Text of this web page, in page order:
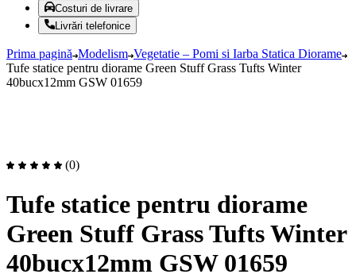
Costuri de livrare
Livrări telefonice
Prima pagină Modelism Vegetatie – Pomi si Iarba Statica Diorame
Tufe statice pentru diorame Green Stuff Grass Tufts Winter
40bucx12mm GSW 01659
(0)
Tufe statice pentru diorame
Green Stuff Grass Tufts Winter
40bucx12mm GSW 01659